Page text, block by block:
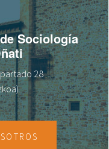
Sociología
28